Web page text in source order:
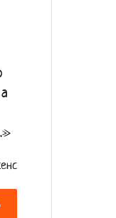
и